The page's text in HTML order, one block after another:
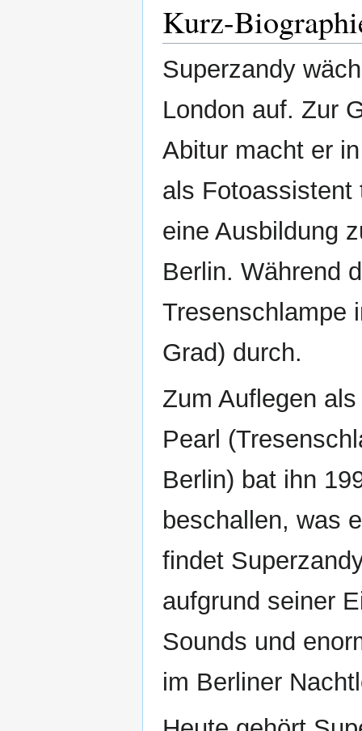
Kurz-
Superzandy
London auf. Zur
Abitur macht er
als Fotoassistent
eine Ausbildung
Berlin. Während
Tresenschlampe
Grad) durch.
Zum Auflegen
Pearl
Berlin) bat ihn
beschallen, was
findet
aufgrund seiner
Sounds und
im Berliner